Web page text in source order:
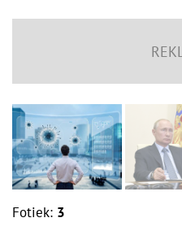
Fotiek: 3